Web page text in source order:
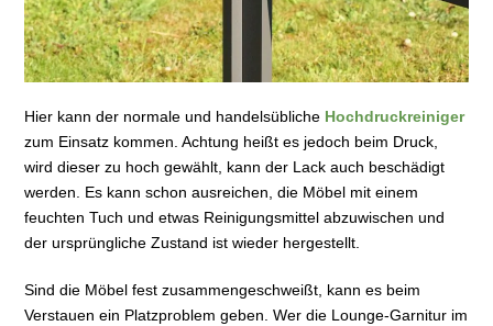
Hier kann der normale und handelsübliche Hochdruckreiniger
zum Einsatz kommen. Achtung heißt es jedoch beim Druck,
wird dieser zu hoch gewählt, kann der Lack auch beschädigt
werden. Es kann schon ausreichen, die Möbel mit einem
feuchten Tuch und etwas Reinigungsmittel abzuwischen und
der ursprüngliche Zustand ist wieder hergestellt.
Sind die Möbel fest zusammengeschweißt, kann es beim
Verstauen ein Platzproblem geben. Wer die Lounge-Garnitur im